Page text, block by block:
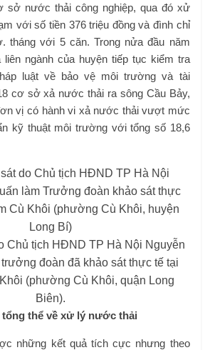
sở nước thải công nghiệp, qua đó xử
với số tiền 376 triệu đồng và đình chỉ
tháng với 5 căn. Trong nửa đầu năm
liên ngành của huyện tiếp tục kiểm tra
luật về bảo vệ môi trường và tài
cơ sở xả nước thải ra sông Cầu Bảy,
vị có hành vi xả nước thải vượt mức
kỹ thuật môi trường với tổng số 18,6
Chủ tịch HĐND TP Hà Nội Nguyễn
đoàn đã khảo sát thực tế tại
(phường Cù Khôi, quận Long
Biên).
tổng thể về xử lý nước thải
những kết quả tích cực nhưng theo